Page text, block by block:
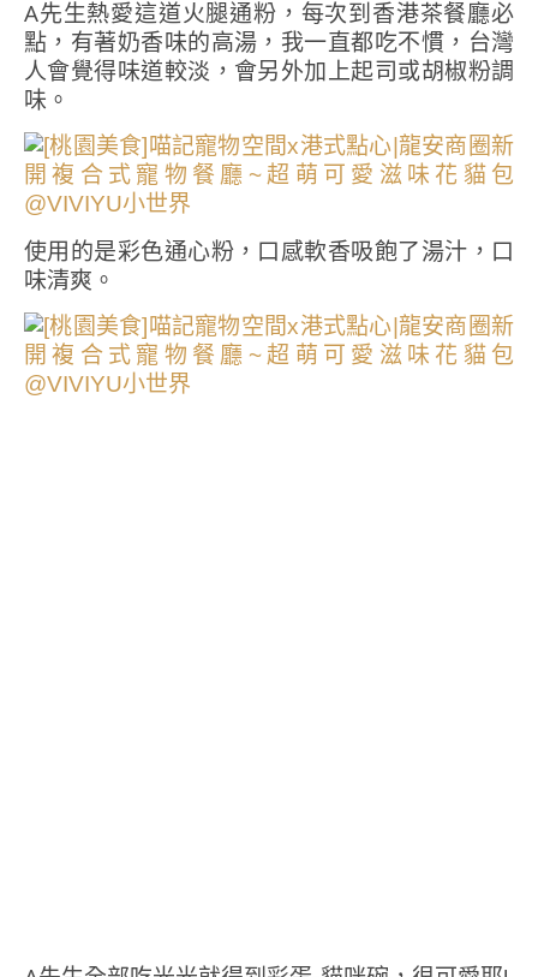
A先生熱愛這道火腿通粉，每次到香港茶餐廳必
點，有著奶香味的高湯，我一直都吃不慣，台灣
人會覺得味道較淡，會另外加上起司或胡椒粉調
味。
使用的是彩色通心粉，口感軟香吸飽了湯汁，口
味清爽。